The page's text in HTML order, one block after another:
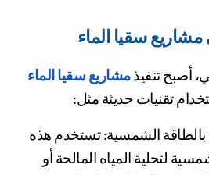
سقيا الماء
تنفيذ مشاريع سقيا الماء
تقنيات حديثة مثل:
تقنية تحلية المياه بالطاقة الشمسية: تستخدم هذه
التقنية الألواح الشمسية لتحلية المياه المالحة أو